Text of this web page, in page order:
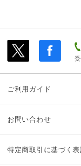
ご利用ガイド
お問い合わせ
特定商取引に基づく表